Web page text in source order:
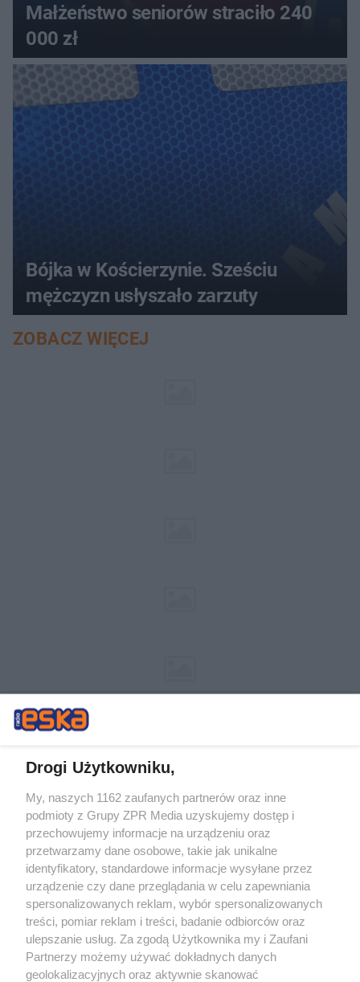
Małżeństwo seniorów straciło 240
000 zł
Bójka w Kościerzynie. Sześciu
mężczyzn usłyszało zarzuty
ZOBACZ WIĘCEJ
Żaden utwór zamieszczony w serwisie nie może być powielany i
rozpowszechniany lub dalej rozpowszechniany w jakikolwiek sposób (w
tym także elektroniczny lub mechaniczny) na jakimkolwiek polu
eksploatacji w jakiejkolwiek formie, włącznie z umieszczaniem w
Internecie bez pisemnej zgody właściciela praw. Jakiekolwiek użycie lub
wykorzystanie utworów w całości lub w części z naruszeniem prawa,
tzn. bez właściwej zgody, jest zabronione pod groźbą kary i może być
ścigane prawnie.
Drogi Użytkowniku,
My, naszych 1162 zaufanych partnerów oraz inne
podmioty z Grupy ZPR Media uzyskujemy dostęp i
przechowujemy informacje na urządzeniu oraz
przetwarzamy dane osobowe, takie jak unikalne
identyfikatory, standardowe informacje wysyłane przez
urządzenie czy dane przeglądania w celu zapewniania
spersonalizowanych reklam, wybór spersonalizowanych
treści, pomiar reklam i treści, badanie odbiorców oraz
ulepszanie usług. Za zgodą Użytkownika my i Zaufani
Partnerzy możemy używać dokładnych danych
geolokalizacyjnych oraz aktywnie skanować